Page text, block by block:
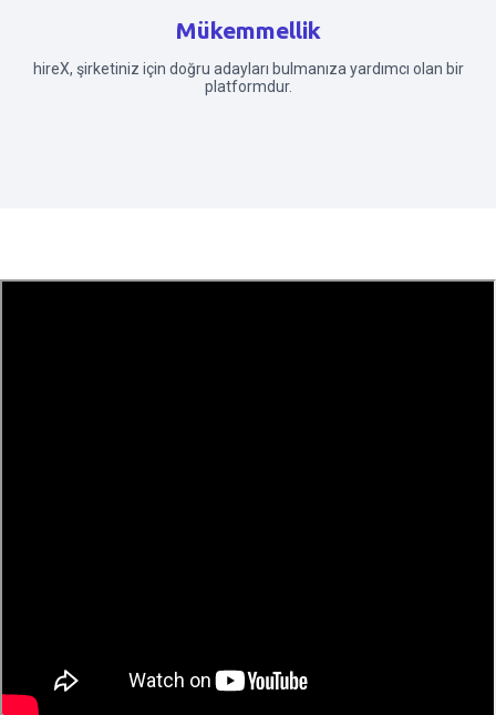
Mükemmellik
hireX, şirketiniz için doğru adayları bulmanıza yardımcı olan bir
platformdur.